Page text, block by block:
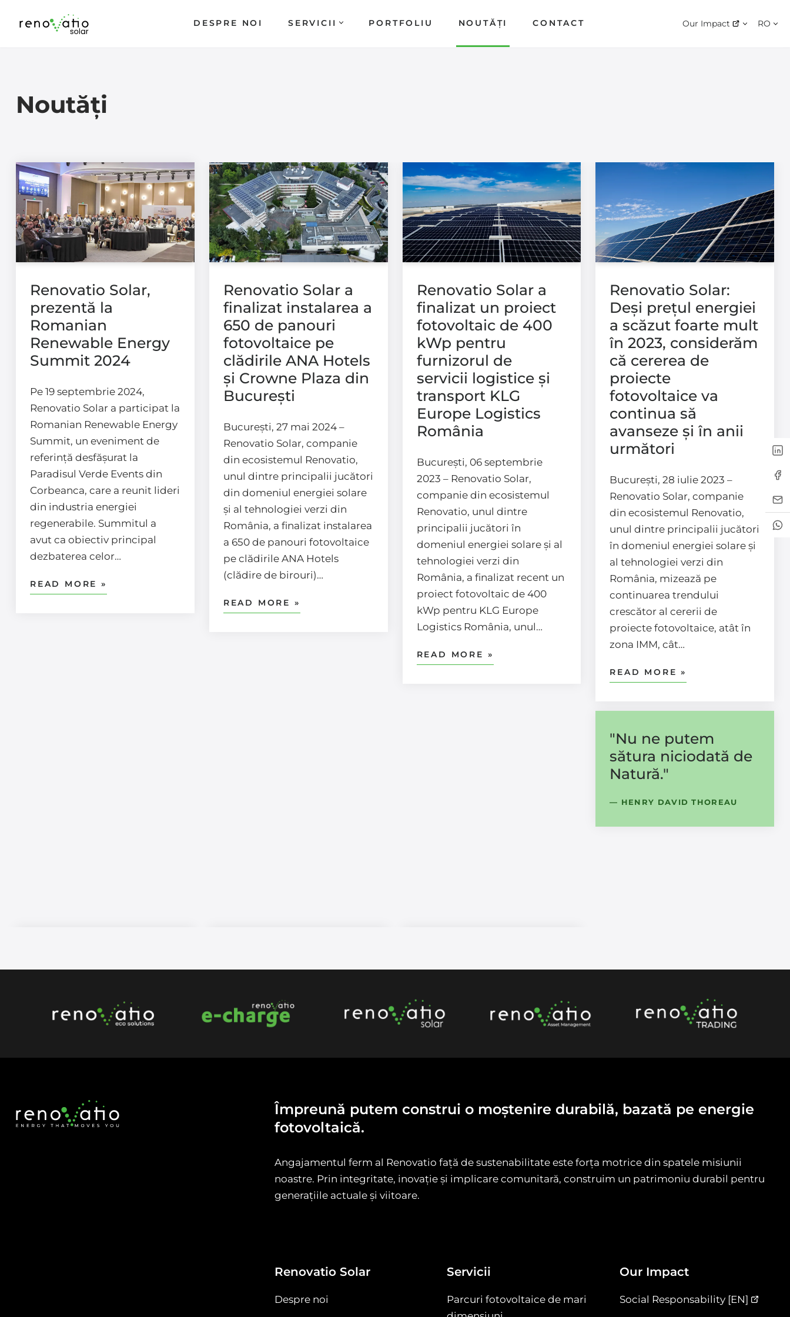
DESPRE NOI SERVICII PORTFOLIU NOUTĂȚI CONTACT Our Impact RO
Noutăți
Renovatio Solar,
prezentă la
Romanian
Renewable Energy
Summit 2024
Pe 19 septembrie 2024,
Renovatio Solar a participat la
Romanian Renewable Energy
Summit, un eveniment de
referință desfășurat la
Paradisul Verde Events din
Corbeanca, care a reunit lideri
din industria energiei
regenerabile. Summitul a
avut ca obiectiv principal
dezbaterea celor…
READ MORE »
Renovatio Solar a
finalizat instalarea a
650 de panouri
fotovoltaice pe
clădirile ANA Hotels
și Crowne Plaza din
București
București, 27 mai 2024 –
Renovatio Solar, companie
din ecosistemul Renovatio,
unul dintre principalii jucători
din domeniul energiei solare
și al tehnologiei verzi din
România, a finalizat instalarea
a 650 de panouri fotovoltaice
pe clădirile ANA Hotels
(clădire de birouri)…
READ MORE »
Renovatio Solar a
finalizat un proiect
fotovoltaic de 400
kWp pentru
furnizorul de
servicii logistice și
transport KLG
Europe Logistics
România
București, 06 septembrie
2023 – Renovatio Solar,
companie din ecosistemul
Renovatio, unul dintre
principalii jucători în
domeniul energiei solare și al
tehnologiei verzi din
România, a finalizat recent un
proiect fotovoltaic de 400
kWp pentru KLG Europe
Logistics România, unul…
READ MORE »
Renovatio Solar:
Deși prețul energiei
a scăzut foarte mult
în 2023, considerăm
că cererea de
proiecte
fotovoltaice va
continua să
avanseze și în anii
următori
București, 28 iulie 2023 –
Renovatio Solar, companie
din ecosistemul Renovatio,
unul dintre principalii jucători
în domeniul energiei solare și
al tehnologiei verzi din
România, mizează pe
continuarea trendului
crescător al cererii de
proiecte fotovoltaice, atât în
zona IMM, cât…
READ MORE »
"Nu ne putem
sătura niciodată de
Natură."
— HENRY DAVID THOREAU
Împreună putem construi o moștenire durabilă, bazată pe energie
fotovoltaică.
Angajamentul ferm al Renovatio față de sustenabilitate este forța motrice din spatele misiunii
noastre. Prin integritate, inovație și implicare comunitară, construim un patrimoniu durabil pentru
generațiile actuale și viitoare.
Renovatio Solar
Despre noi
Servicii
Parcuri fotovoltaice de mari
Our Impact
Social Responsability [EN]